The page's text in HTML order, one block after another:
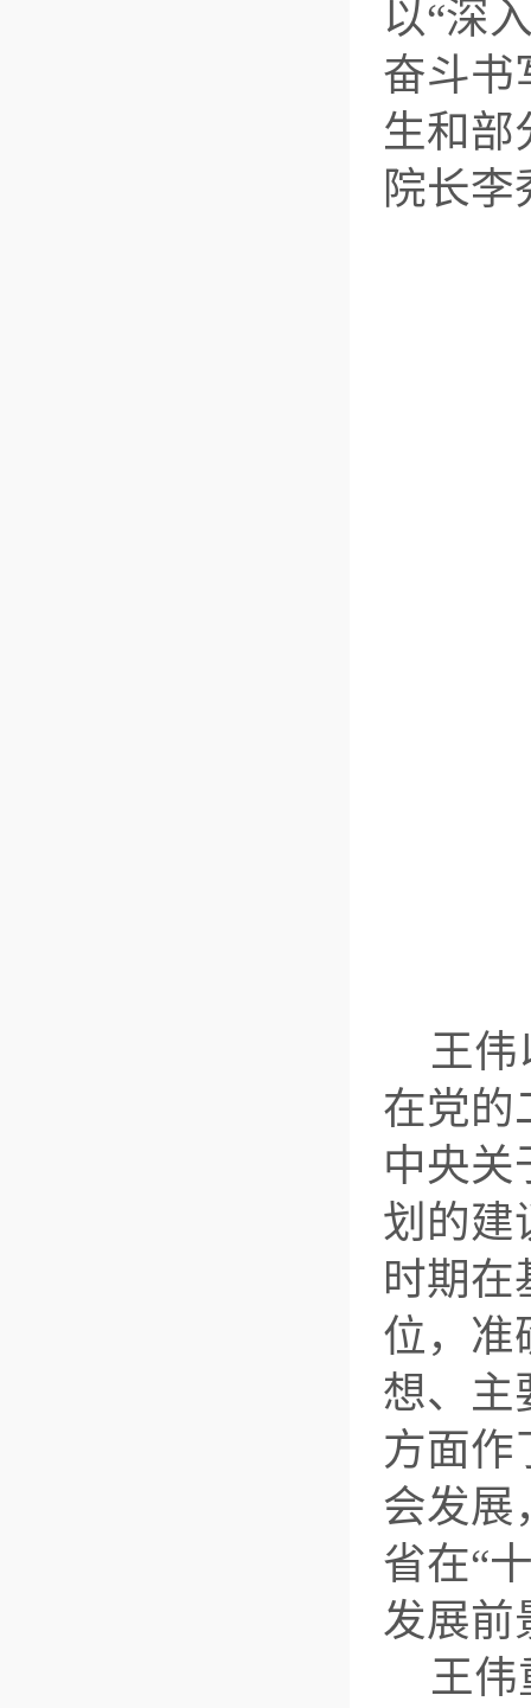
以“深
奋斗书
生和部
院长李
王伟
在党的
中央关
划的建
时期
位，准
想、主
方面作
会发展
省在“
发展前
王伟